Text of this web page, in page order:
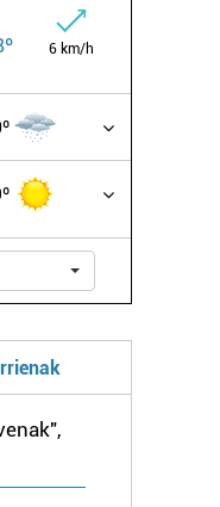
6 km/h